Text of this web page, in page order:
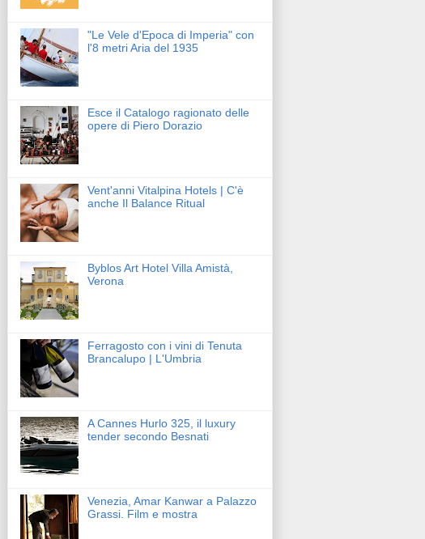
"Le Vele d'Epoca di Imperia" con
l'8 metri Aria del 1935
Esce il Catalogo ragionato delle
opere di Piero Dorazio
Vent'anni Vitalpina Hotels | C'è
anche Il Balance Ritual
Byblos Art Hotel Villa Amistà,
Verona
Ferragosto con i vini di Tenuta
Brancalupo | L'Umbria
A Cannes Hurlo 325, il luxury
tender secondo Besnati
Venezia, Amar Kanwar a Palazzo
Grassi. Film e mostra